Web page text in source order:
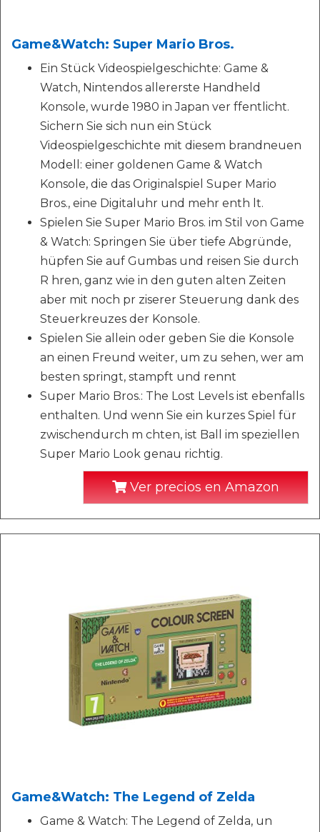
Game&Watch: Super Mario Bros.
Ein Stück Videospielgeschichte: Game &
Watch, Nintendos allererste Handheld
Konsole, wurde 1980 in Japan ver ffentlicht.
Sichern Sie sich nun ein Stück
Videospielgeschichte mit diesem brandneuen
Modell: einer goldenen Game & Watch
Konsole, die das Originalspiel Super Mario
Bros., eine Digitaluhr und mehr enth lt.
Spielen Sie Super Mario Bros. im Stil von Game
& Watch: Springen Sie über tiefe Abgründe,
hüpfen Sie auf Gumbas und reisen Sie durch
R hren, ganz wie in den guten alten Zeiten
aber mit noch pr ziserer Steuerung dank des
Steuerkreuzes der Konsole.
Spielen Sie allein oder geben Sie die Konsole
an einen Freund weiter, um zu sehen, wer am
besten springt, stampft und rennt
Super Mario Bros.: The Lost Levels ist ebenfalls
enthalten. Und wenn Sie ein kurzes Spiel für
zwischendurch m chten, ist Ball im speziellen
Super Mario Look genau richtig.
Ver precios en Amazon
Game&Watch: The Legend of Zelda
Game & Watch: The Legend of Zelda, un